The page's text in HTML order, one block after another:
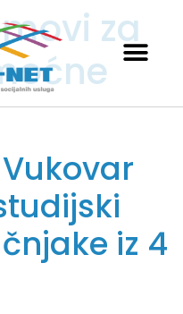
za
iz 4